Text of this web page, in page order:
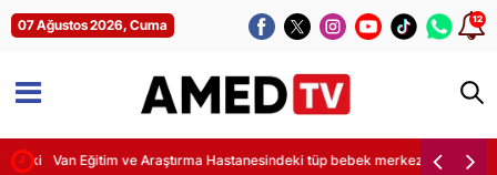
07 Ağustos 2026, Cuma 12
ŞekilleniyorVan Eğitim ve Araştırma Hastanesindeki tüp bebek merkezinden